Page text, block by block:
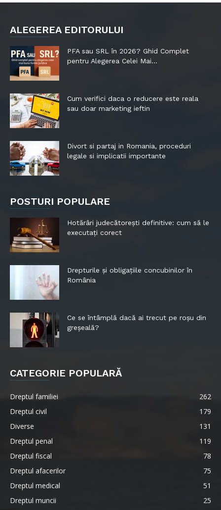
ALEGEREA EDITORULUI
PFA sau SRL în 2026? Ghid Complet
pentru Alegerea Celei Mai...
Cum verifici daca o reducere este reala
sau doar marketing ieftin
Divort si partaj in Romania, proceduri
legale si implicatii importante
POSTURI POPULARE
Hotărâri judecătorești definitive: cum să le
executați corect
Drepturile și obligațiile concubinilor în
România
Ce se întâmplă dacă ai trecut pe roșu din
greșeală?
CATEGORIE POPULARĂ
Dreptul familiei
262
Dreptul civil
179
Diverse
131
Dreptul penal
119
Dreptul fiscal
78
Dreptul afacerilor
75
Dreptul medical
51
Dreptul muncii
25